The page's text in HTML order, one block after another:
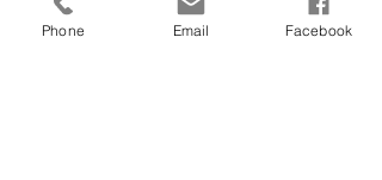
Phone Email Facebook